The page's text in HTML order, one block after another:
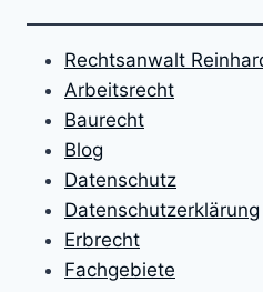
Rechtsanwalt
Arbeitsrecht
Baurecht
Blog
Datenschutz
Datenschutzerklärung
Erbrecht
Fachgebiete